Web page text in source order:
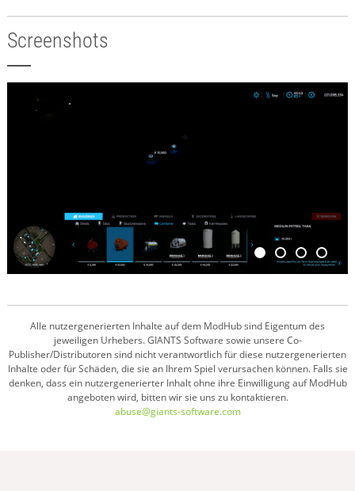
Screenshots
Alle nutzergenerierten Inhalte auf dem ModHub sind Eigentum des
jeweiligen Urhebers. GIANTS Software sowie unsere Co-
Publisher/Distributoren sind nicht verantwortlich für diese nutzergenerierten
Inhalte oder für Schäden, die sie an Ihrem Spiel verursachen können. Falls sie
denken, dass ein nutzergenerierter Inhalt ohne ihre Einwilligung auf ModHub
angeboten wird, bitten wir sie uns zu kontaktieren.
abuse@giants-software.com